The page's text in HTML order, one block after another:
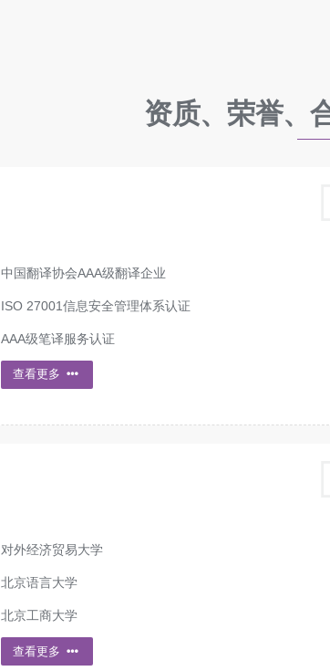
资质、荣誉、
中国翻译协会AAA级翻译企业
ISO 27001信息安全管理体系认证
AAA级笔译服务认证
查看更多
对外经济贸易大学
北京语言大学
北京工商大学
查看更多